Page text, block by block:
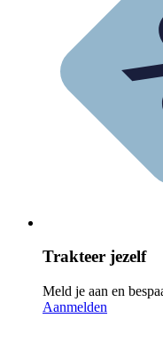
Trakteer jezelf
Meld je aan en
Aanmelden